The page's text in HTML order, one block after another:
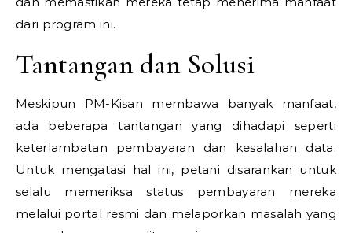
dari program ini.
Tantangan dan Solusi
Meskipun PM-Kisan membawa banyak manfaat,
ada beberapa tantangan yang dihadapi seperti
keterlambatan pembayaran dan kesalahan data.
Untuk mengatasi hal ini, petani disarankan untuk
selalu memeriksa status pembayaran mereka
melalui portal resmi dan melaporkan masalah yang